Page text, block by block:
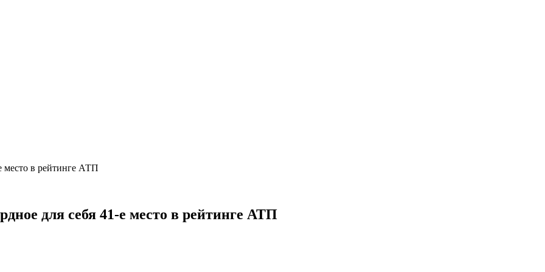
место в рейтинге АТП
для себя 41-е место в рейтинге АТП